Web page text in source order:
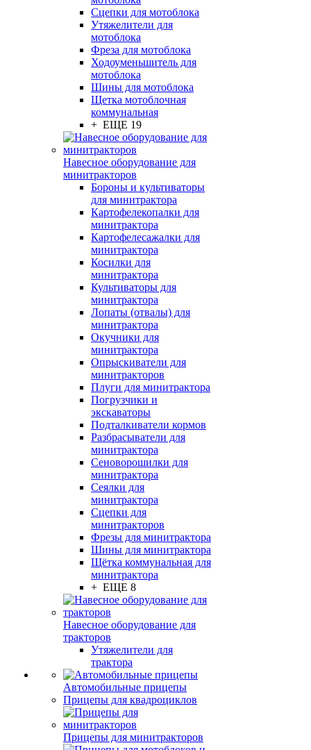
Сцепки для мотоблока
Утяжелители для
мотоблока
Фреза для мотоблока
Ходоуменьшитель для
мотоблока
Шины для мотоблока
Щетка мотоблочная
коммунальная
+ ЕЩЕ 19
Навесное оборудование для
минитракторов
Бороны и культиваторы
для минитрактора
Картофелекопалки для
минитрактора
Картофелесажалки для
минитрактора
Косилки для
минитрактора
Культиваторы для
минитрактора
Лопаты (отвалы) для
минитрактора
Окучники для
минитрактора
Опрыскиватели для
минитракторов
Плуги для минитрактора
Погрузчики и
экскаваторы
Подталкиватели кормов
Разбрасыватели для
минитрактора
Сеноворошилки для
минитрактора
Сеялки для
минитрактора
Сцепки для
минитракторов
Фрезы для минитрактора
Шины для минитрактора
Щётка коммунальная для
минитрактора
+ ЕЩЕ 8
Навесное оборудование для
тракторов
Утяжелители для
трактора
Автомобильные прицепы
Прицепы для квадроциклов
Прицепы для минитракторов